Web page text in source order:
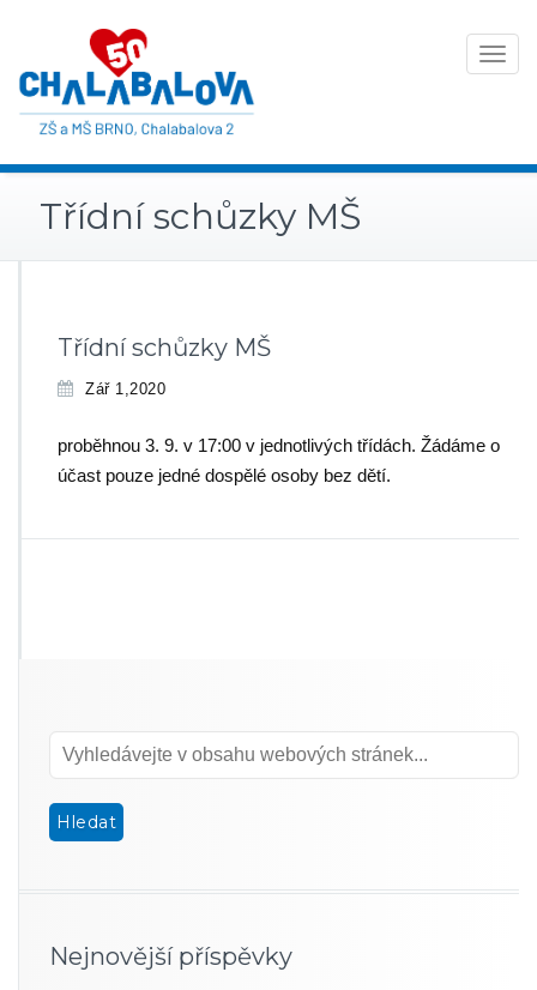
Toggle
Třídní schůzky MŠ
Třídní schůzky MŠ
Zář 1,2020
proběhnou 3. 9. v 17:00 v jednotlivých třídách. Žádáme o
účast pouze jedné dospělé osoby bez dětí.
Nejnovější příspěvky